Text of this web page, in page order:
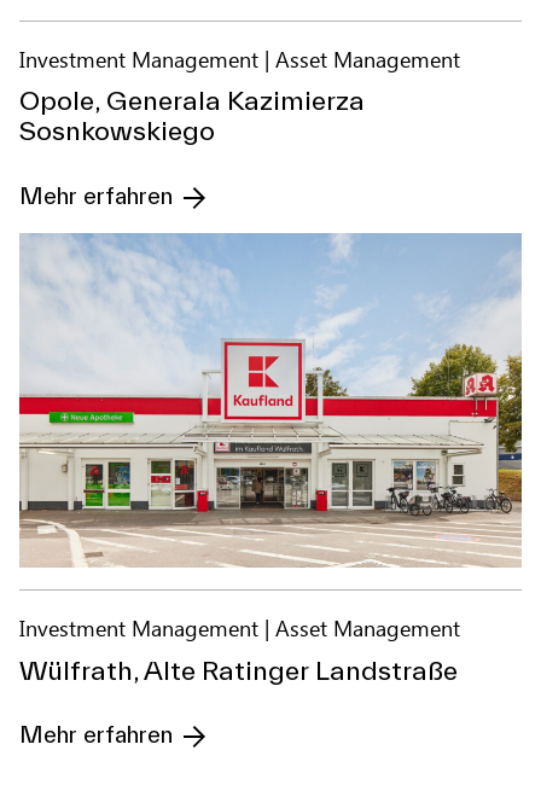
Investment Management Asset Management
Opole, Generala Kazimierza
Sosnkowskiego
Mehr erfahren
Investment Management Asset Management
Wülfrath, Alte Ratinger Landstraße
Mehr erfahren